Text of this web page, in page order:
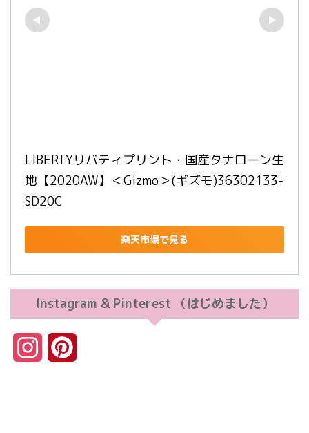
LIBERTYリバティプリント・国産タナローン生
地【2020AW】＜Gizmo＞(ギズモ)36302133-
SD20C
楽天市場で見る
Instagram & Pinterest （はじめました）